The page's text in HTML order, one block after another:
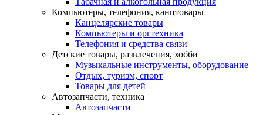
Компьютеры, телефония, канцтовары
Канцелярские товары
Компьютеры и оргтехника
Телефония и средства связи
Детские товары, развлечения, хобби
Музыкальные инструменты, оборудование
Отдых, туризм, спорт
Товары для детей
Автозапчасти, техника
Автозапчасти